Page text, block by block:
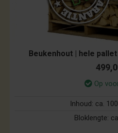
Beukenhout | hele
Op
Inhoud: ca.
Bloklengte: